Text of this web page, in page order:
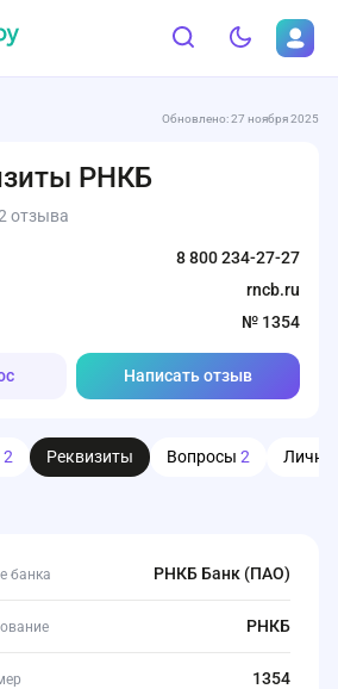
Обновлено: 27 ноября 2025
РНКБ
отзыва
8 800 234-27-27
rncb.ru
№ 1354
Написать отзыв
2 Реквизиты Вопросы 2
банка РНКБ Банк (ПАО)
РНКБ
1354